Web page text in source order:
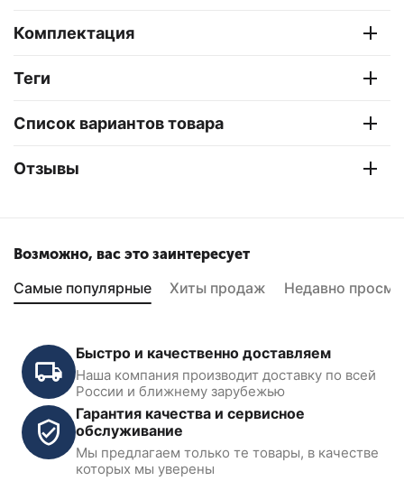
Комплектация
Теги
Список вариантов товара
Отзывы
Возможно, вас это заинтересует
Самые популярные Хиты продаж Недавно
Быстро и качественно доставляем
Наша компания производит доставку по всей
России и ближнему зарубежью
Гарантия качества и сервисное
обслуживание
Мы предлагаем только те товары, в качестве
которых мы уверены